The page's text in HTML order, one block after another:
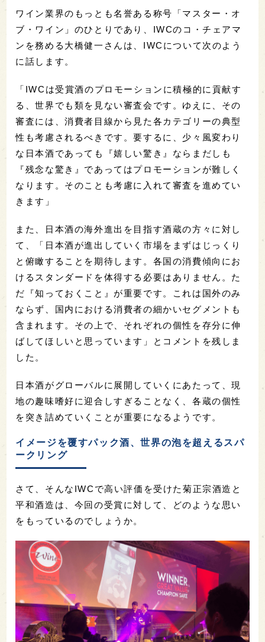
ワイン業界のもっとも名誉ある称号「マスター・オ
ブ・ワイン」のひとりであり、IWCのコ・チェアマ
ンを務める大橋健一さんは、IWCについて次のよう
に話します。
「IWCは受賞酒のプロモーションに積極的に貢献す
る、世界でも類を見ない審査会です。ゆえに、その
審査には、消費者目線から見た各カテゴリーの典型
性も考慮されるべきです。要するに、少々風変わり
な日本酒であっても『嬉しい驚き』ならまだしも
『残念な驚き』であってはプロモーションが難しく
なります。そのことも考慮に入れて審査を進めてい
きます」
また、日本酒の海外進出を目指す酒蔵の方々に対し
て、「日本酒が進出していく市場をまずはじっくり
と俯瞰することを期待します。各国の消費傾向にお
けるスタンダードを体得する必要は ありません。た
だ『知っておくこと』が重要です。
これは国外のみ
ならず、 国内における消費者の細かいセグメントも
含まれます。その上で、 それぞれの個性を存分に伸
ばしてほしいと思っています」とコメントを残しま
した。
日本酒がグローバルに展開していくにあたって、現
地の趣味嗜好に迎合しすぎることなく、各蔵の個性
を突き詰めていくことが重要になるようです。
イメージを覆すパック酒、世界の泡を超えるスパ
ークリング
さて、そんなIWCで高い評価を受けた菊正宗酒造と
平和酒造は、今回の受賞に対して、どのような思い
をもっているのでしょうか。